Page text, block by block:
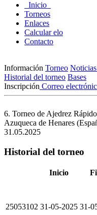
Inicio
Torneos
Enlaces
Calcular elo
Contacto
Información Torneo
Historial del torneo Bases
Inscripción Correo
6. Torneo de Ajedrez
Azuqueca de Henares
31.05.2025
Historial del torneo
Inicio
25053102 31-05-2025 31-